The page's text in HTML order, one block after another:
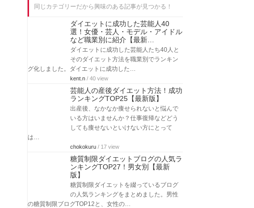
同じカテゴリーだから興味のある記事が見つかる！
ダイエットに成功した芸能人40
選！女優・芸人・モデル・アイドル
など職業別に紹介【最新…
ダイエットに成功した芸能人たち40人と
そのダイエット方法を職業別でランキン
グ化しました。ダイエットに成功した…
kent.n / 40 view
芸能人の産後ダイエット方法！成功
ランキングTOP25【最新版】
出産後、なかなか痩せられないと悩んで
いる方はいませんか？仕事復帰などどう
しても痩せないといけない方にとって
は…
chokokuru / 17 view
糖質制限ダイエットブログの人気ラ
ンキングTOP27！男女別【最新
版】
糖質制限ダイエットを綴っているブログ
の人気ランキングをまとめました。男性
の糖質制限ブログTOP12と、女性の…